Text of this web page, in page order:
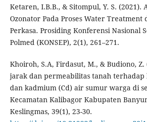
Ketaren, I.B.B., & Sitompul, Y. S. (2021).
Ozonator Pada Proses Water Treatment
Perkasa. Prosiding Konferensi Nasional
Polmed (KONSEP), 2(1), 261–271.
Khoiroh, S.A, Firdasut, M., & Budiono,
jarak dan permeabilitas tanah terhadap
dan kadmium (Cd) air sumur warga di
Kecamatan Kalibagor Kabupaten
Keslingmas, 39(1), 23-30.